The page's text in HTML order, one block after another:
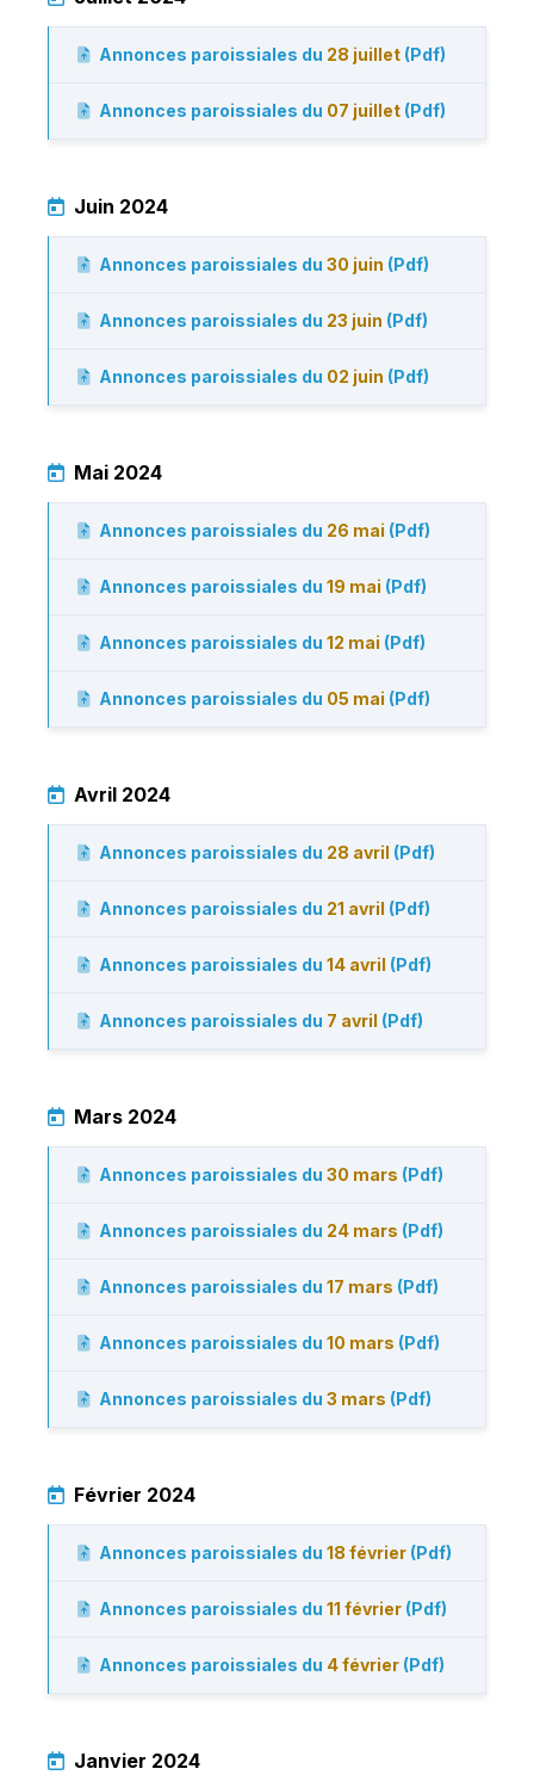
Annonces paroissiales du 28 juillet (Pdf)
Annonces paroissiales du 07 juillet (Pdf)
Juin 2024
Annonces paroissiales du 30 juin (Pdf)
Annonces paroissiales du 23 juin (Pdf)
Annonces paroissiales du 02 juin (Pdf)
Mai 2024
Annonces paroissiales du 26 mai (Pdf)
Annonces paroissiales du 19 mai (Pdf)
Annonces paroissiales du 12 mai (Pdf)
Annonces paroissiales du 05 mai (Pdf)
Avril 2024
Annonces paroissiales du 28 avril (Pdf)
Annonces paroissiales du 21 avril (Pdf)
Annonces paroissiales du 14 avril (Pdf)
Annonces paroissiales du 7 avril (Pdf)
Mars 2024
Annonces paroissiales du 30 mars (Pdf)
Annonces paroissiales du 24 mars (Pdf)
Annonces paroissiales du 17 mars (Pdf)
Annonces paroissiales du 10 mars (Pdf)
Annonces paroissiales du 3 mars (Pdf)
Février 2024
Annonces paroissiales du 18 février (Pdf)
Annonces paroissiales du 11 février (Pdf)
Annonces paroissiales du 4 février (Pdf)
Janvier 2024